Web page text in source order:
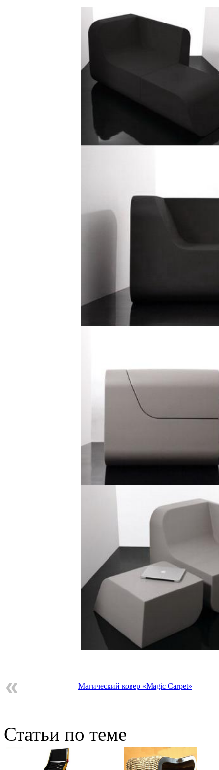
« Магический ковер «Magic Carpet»
Статьи по теме